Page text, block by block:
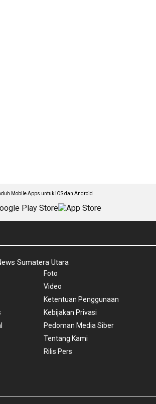
Mobile Apps untuk iOS dan Android
Sumatera Utara
Foto
Video
Ketentuan Penggunaan
Kebijakan Privasi
Pedoman Media Siber
Tentang Kami
Rilis Pers